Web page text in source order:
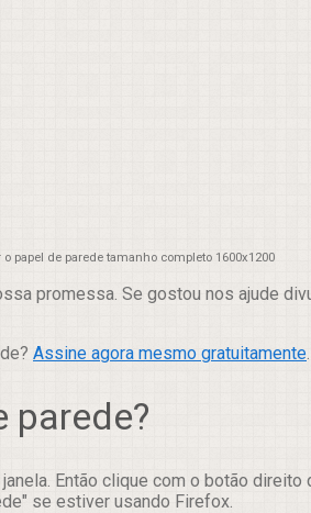
papel de parede tamanho completo 1600x1200
promessa. Se gostou nos ajude
Assine agora mesmo gratuitamente
parede?
Então clique com o botão
se estiver usando Firefox.